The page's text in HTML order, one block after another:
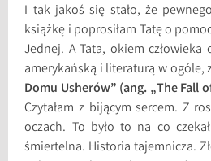
I tak jakoś się stało, że
książkę i poprosiłam Tatę o
Jednej. A Tata, okiem
amerykańską i literaturą w ogóle,
Domu Usherów” (ang. „The Fall
Czytałam z bijącym sercem. Z
oczach. To było to na co
śmiertelna. Historia tajemnicza.